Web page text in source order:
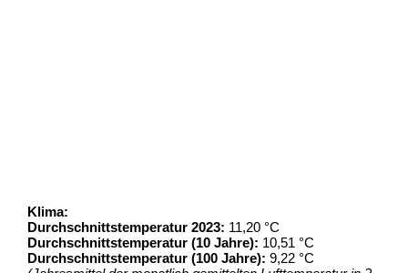
Klima:
Durchschnittstemperatur 2023: 11,20 °C
Durchschnittstemperatur (10 Jahre): 10,51 °C
Durchschnittstemperatur (100 Jahre): 9,22 °C